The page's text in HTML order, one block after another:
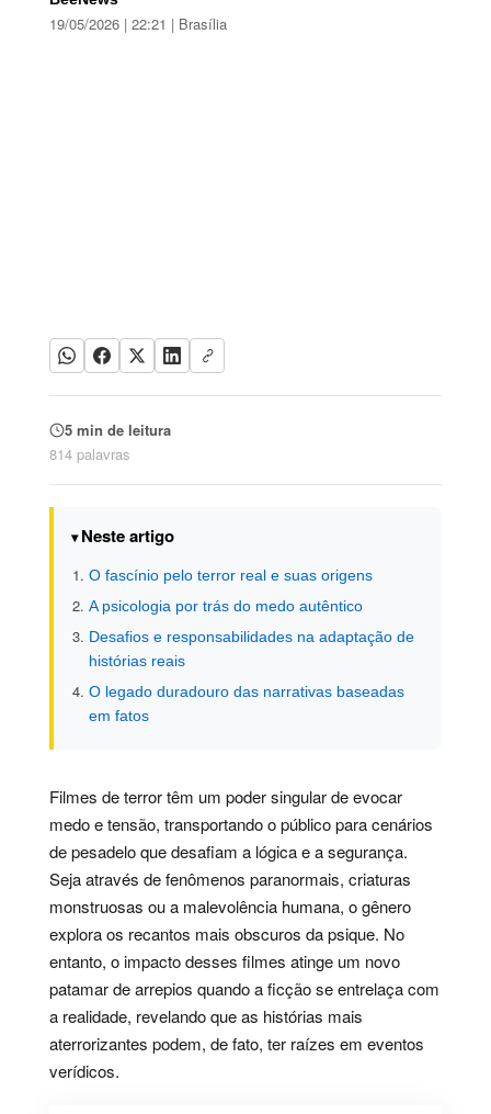
19/05/2026 | 22:21 | Brasília
5 min de leitura
814 palavras
Neste artigo
O fascínio pelo terror real e suas origens
A psicologia por trás do medo autêntico
Desafios e responsabilidades na adaptação de
histórias reais
O legado duradouro das narrativas baseadas
em fatos
Filmes de terror têm um poder singular de evocar
medo e tensão, transportando o público para cenários
de pesadelo que desafiam a lógica e a segurança.
Seja através de fenômenos paranormais, criaturas
monstruosas ou a malevolência humana, o gênero
explora os recantos mais obscuros da psique. No
entanto, o impacto desses filmes atinge um novo
patamar de arrepios quando a ficção se entrelaça com
a realidade, revelando que as histórias mais
aterrorizantes podem, de fato, ter raízes em eventos
verídicos.